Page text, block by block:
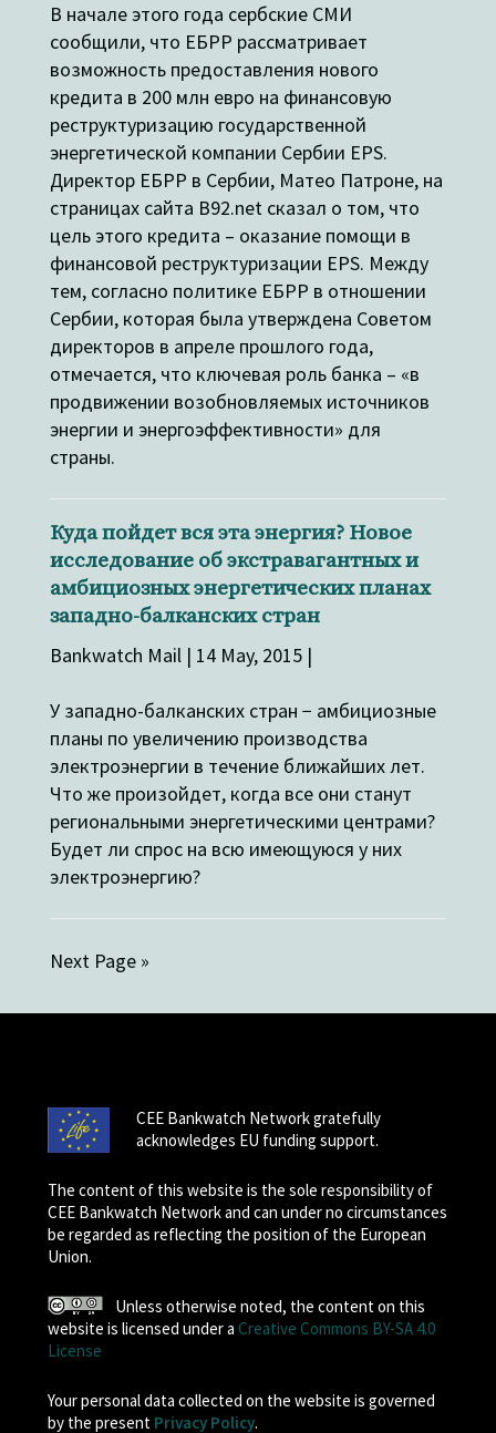
В начале этого года сербские СМИ
сообщили, что ЕБРР рассматривает
возможность предоставления нового
кредита в 200 млн евро на финансовую
реструктуризацию государственной
энергетической компании Сербии EPS.
Директор ЕБРР в Сербии, Матео Патроне, на
страницах сайта B92.net сказал о том, что
цель этого кредита – оказание помощи в
финансовой реструктуризации EPS. Между
тем, согласно политике ЕБРР в отношении
Сербии, которая была утверждена Советом
директоров в апреле прошлого года,
отмечается, что ключевая роль банка – «в
продвижении возобновляемых источников
энергии и энергоэффективности» для
страны.
Куда пойдет вся эта энергия? Новое
исследование об экстравагантных и
амбициозных энергетических планах
западно-балканских стран
Bankwatch Mail | 14 May, 2015 |
У западно-балканских стран − амбициозные
планы по увеличению производства
электроэнергии в течение ближайших лет.
Что же произойдет, когда все они станут
региональными энергетическими центрами?
Будет ли спрос на всю имеющуюся у них
электроэнергию?
Next Page »
CEE Bankwatch Network gratefully
acknowledges EU funding support.
The content of this website is the sole responsibility of
CEE Bankwatch Network and can under no circumstances
be regarded as reflecting the position of the European
Union.
Unless otherwise noted, the content on this
website is licensed under a Creative Commons BY-SA 4.0
License
Your personal data collected on the website is governed
by the present Privacy Policy.